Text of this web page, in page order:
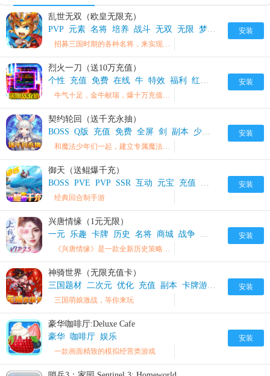
安装
乱世无双（欧皇无限充）
PVP 元素 名将 培养 战斗 无双 无限 梦想 福利
招募三国时期的各种名将，来实现三国统一的梦想
安装
烈火一刀（送10万充值）
个性
充值 免费 在线 牛 特效 福利 红包 豪华
牛气十足，金牛献瑞，爆十万充值助你牛转乾坤
安装
契约轮回（送千充永抽）
BOSS Q版 充值 免费 全屏 剑 副本 少年 打造
和魔法少年们一起，建立专属魔法世界!
安装
御天（送鲲爆千充）
BOSS PVE PVP SSR 互动 元宝 充值 免费 动感 回合制
经典回合制手游
安装
兴唐情缘（1元无限）
一元 乐趣 卡牌 历史 名将 商城 战争 战斗 收集
《兴唐情缘》是一款全新历史策略卡牌战斗手游。
安装
神骑世界（无限充值卡）
三国题材 二次元 优化 充值 副本 卡牌游戏 回合制 培养
三国萌娘激战，等你来玩
安装
豪华咖啡厅:Deluxe Cafe
豪华 咖啡厅 娱乐
一款画面精致的模拟经营类游戏